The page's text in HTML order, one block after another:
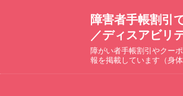
障害者手帳割引
／ディスアビリ
障がい者手帳割引やクー
報を掲載しています（身